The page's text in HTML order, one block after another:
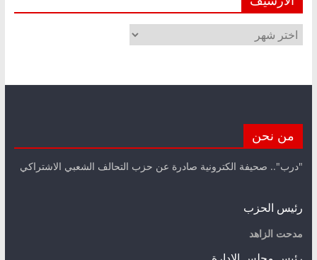
الأرشيف
من نحن
"درب".. صحيفة الكترونية صادرة عن حزب التحالف الشعبي الاشتراكي
رئيس الحزب
مدحت الزاهد